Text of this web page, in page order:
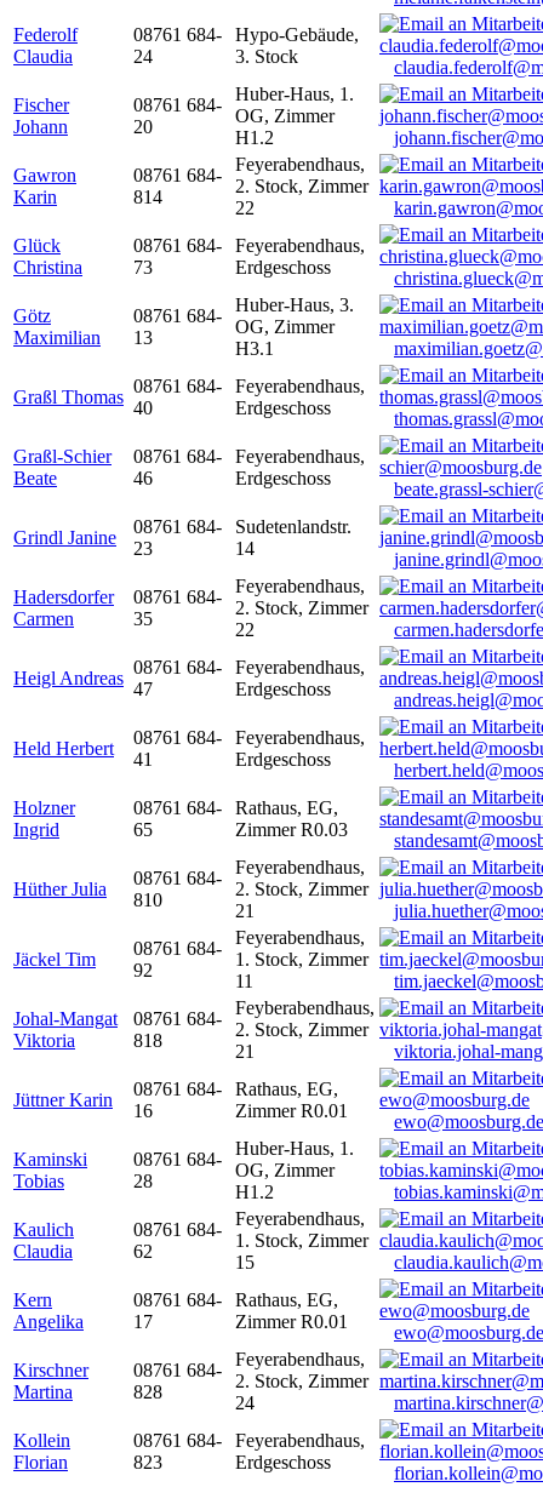
Federolf
Claudia
08761 684-
24
Hypo-Gebäude,
3. Stock
Fischer
Johann
08761 684-
20
Huber-Haus, 1.
OG, Zimmer
H1.2
Gawron
Karin
08761 684-
814
Feyerabendhaus,
2. Stock, Zimmer
22
Glück
Christina
08761 684-
73
Feyerabendhaus,
Erdgeschoss
Götz
Maximilian
08761 684-
13
Huber-Haus, 3.
OG, Zimmer
H3.1
Graßl Thomas
08761 684-
40
Feyerabendhaus,
Erdgeschoss
Graßl-Schier
Beate
08761 684-
46
Feyerabendhaus,
Erdgeschoss
beate.grassl-
Grindl Janine
08761 684-
23
Sudetenlandstr.
14
Hadersdorfer
Carmen
08761 684-
35
Feyerabendhaus,
2. Stock, Zimmer
22
Heigl Andreas
08761 684-
47
Feyerabendhaus,
Erdgeschoss
Held Herbert
08761 684-
41
Feyerabendhaus,
Erdgeschoss
Holzner
Ingrid
08761 684-
65
Rathaus, EG,
Zimmer R0.03
Hüther Julia
08761 684-
810
Feyerabendhaus,
2. Stock, Zimmer
21
Jäckel Tim
08761 684-
92
Feyerabendhaus,
1. Stock, Zimmer
11
Johal-Mangat
Viktoria
08761 684-
818
Feyberabendhaus,
2. Stock, Zimmer
21
viktoria.johal-
Jüttner Karin
08761 684-
16
Rathaus, EG,
Zimmer R0.01
ewo@moosburg.de
Kaminski
Tobias
08761 684-
28
Huber-Haus, 1.
OG, Zimmer
H1.2
Kaulich
Claudia
08761 684-
62
Feyerabendhaus,
1. Stock, Zimmer
15
Kern
Angelika
08761 684-
17
Rathaus, EG,
Zimmer R0.01
ewo@moosburg.de
Kirschner
Martina
08761 684-
828
Feyerabendhaus,
2. Stock, Zimmer
24
Kollein
Florian
08761 684-
823
Feyerabendhaus,
Erdgeschoss